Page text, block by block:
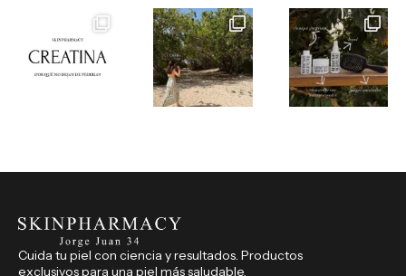
Cuida tu piel con ciencia y resultados. Productos
exclusivos para una piel más saludable.